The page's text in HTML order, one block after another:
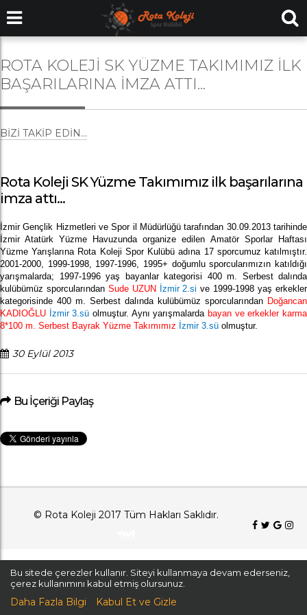
ROTA KOLEJI SK YÜZME TAKIMIMIZ ILK
BAŞARILARINA IMZA ATTI...
BIZI TAKIP EDIN...
Rota Koleji SK Yüzme Takımımız ilk başarılarına
imza attı...
İzmir Gençlik Hizmetleri ve Spor il Müdürlüğü tarafından 30.09.2013 tarihinde
İzmir Atatürk Yüzme Havuzunda organize edilen Amatör Sporlar Haftası
Yüzme Yarışlarına Rota Koleji Spor Kulübü adına 17 sporcumuz katılmıştır.
2001-2000, 1999-1998, 1997-1996, 1995+ doğumlu sporcularımızın katıldığı
yarışmalarda; 1997-1996 yaş bayanlar kategorisi 400 m. Serbest dalında
kulübümüz sporcularından Sude UZUN İzmir 2.si ve 1999-1998 yaş erkekler
kategorisinde 400 m. Serbest dalında kulübümüz sporcularından Doğancan
KADIOĞLU İzmir 3.sü olmuştur. Aynı yarışmalarda bayan ve erkekler karma
8*100 m. Serbest Bayrak Yüzme Takımımız İzmir 3.sü olmuştur.
30 Eylül 2013
Bu İçeriği Paylaş
© Rota Koleji 2017 Tüm Hakları Saklıdır.
Bu sitede çerezler kullanır. Siteyi kullanmaya devam ederseniz,
çerez kullanımını kabul etmiş olursunuz.
Daha Fazla Bilgi Kabul Et ve Gizle